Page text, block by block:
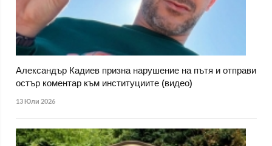
Александър Кадиев призна нарушение на пътя и отправи
остър коментар към институциите (видео)
13 Юли 2026